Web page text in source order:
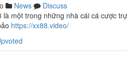
News
Discuss
là một trong những nhà cái cá cược
https://xx88.video/